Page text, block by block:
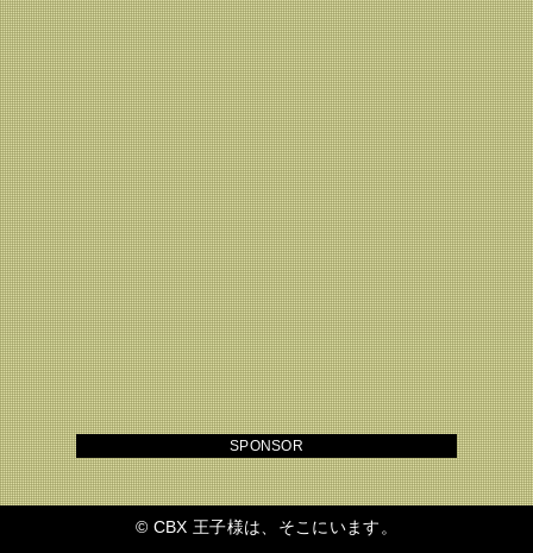
© CBX 王子様は、そこにいます。
SPONSOR